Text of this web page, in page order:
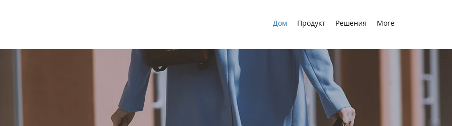
Дом Продукт Решения More